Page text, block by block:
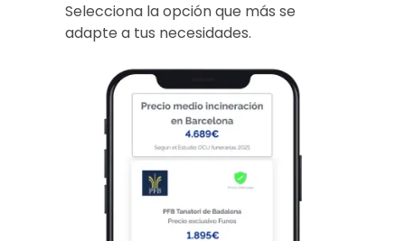
Selecciona la opción que más se
adapte a tus necesidades.